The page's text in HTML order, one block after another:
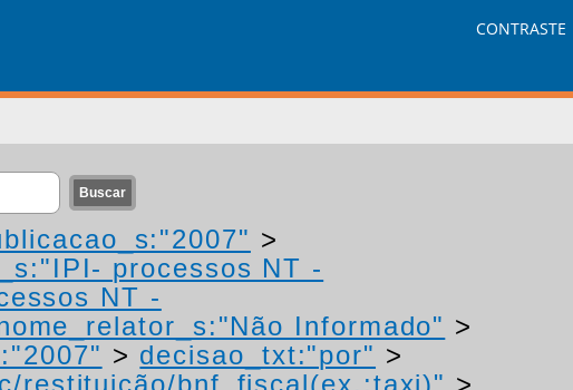
CONTRASTE
>
processos NT -
NT -
Informado" >
> decisao_txt:"por" >
restituição/bnf_fiscal(ex.:taxi)" >